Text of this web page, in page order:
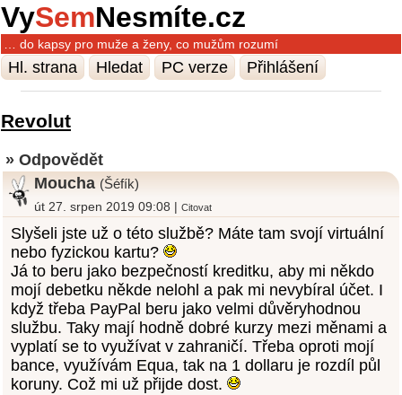
VySemNesmíte.cz
… do kapsy pro muže a ženy, co mužům rozumí
Hl. strana Hledat PC verze Přihlášení
Revolut
» Odpovědět
Moucha (Šéfík)
út 27. srpen 2019 09:08 | Citovat
Slyšeli jste už o této službě? Máte tam svojí virtuální
nebo fyzickou kartu?
Já to beru jako bezpečností kreditku, aby mi někdo
mojí debetku někde nelohl a pak mi nevybíral účet. I
když třeba PayPal beru jako velmi důvěryhodnou
službu. Taky mají hodně dobré kurzy mezi měnami a
vyplatí se to využívat v zahraničí. Třeba oproti mojí
bance, využívám Equa, tak na 1 dollaru je rozdíl půl
koruny. Což mi už přijde dost.